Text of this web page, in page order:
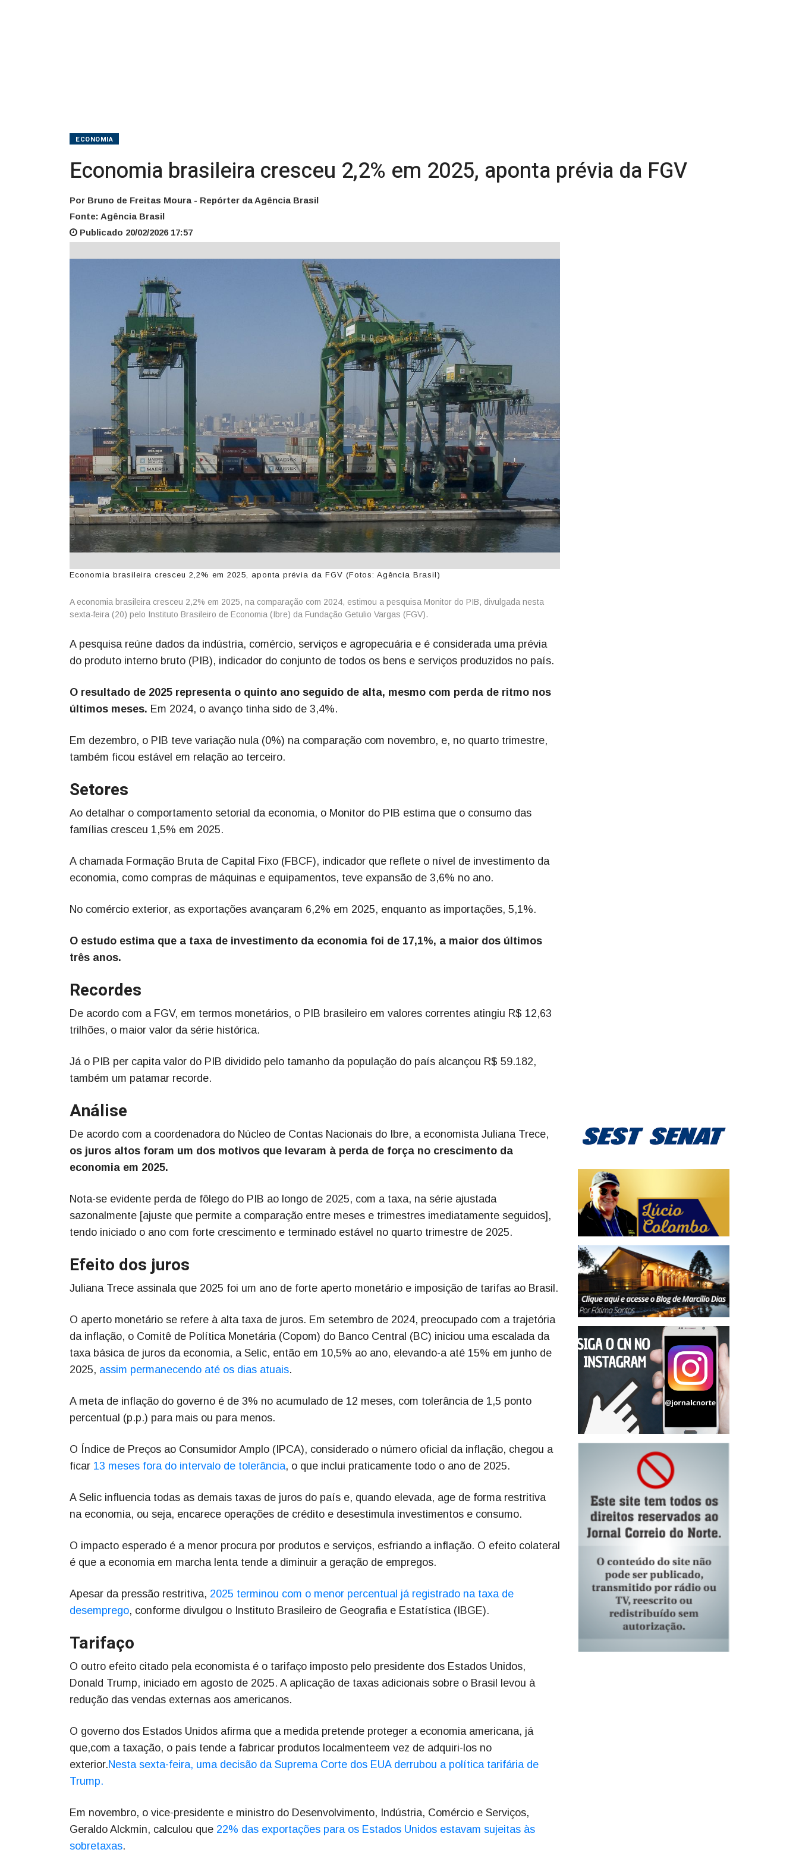
ECONOMIA
Economia brasileira cresceu 2,2% em 2025, aponta prévia da FGV
Por Bruno de Freitas Moura - Repórter da Agência Brasil
Fonte: Agência Brasil
Publicado 20/02/2026 17:57
Economia brasileira cresceu 2,2% em 2025, aponta prévia da FGV (Fotos: Agência Brasil)
A economia brasileira cresceu 2,2% em 2025, na comparação com 2024, estimou a pesquisa Monitor do PIB, divulgada nesta
sexta-feira (20) pelo Instituto Brasileiro de Economia (Ibre) da Fundação Getulio Vargas (FGV).
A pesquisa reúne dados da indústria, comércio, serviços e agropecuária e é considerada uma prévia
do produto interno bruto (PIB), indicador do conjunto de todos os bens e serviços produzidos no país.
O resultado de 2025 representa o quinto ano seguido de alta, mesmo com perda de ritmo nos
últimos meses. Em 2024, o avanço tinha sido de 3,4%.
Em dezembro, o PIB teve variação nula (0%) na comparação com novembro, e, no quarto trimestre,
também ficou estável em relação ao terceiro.
Setores
Ao detalhar o comportamento setorial da economia, o Monitor do PIB estima que o consumo das
famílias cresceu 1,5% em 2025.
A chamada Formação Bruta de Capital Fixo (FBCF), indicador que reflete o nível de investimento da
economia, como compras de máquinas e equipamentos, teve expansão de 3,6% no ano.
No comércio exterior, as exportações avançaram 6,2% em 2025, enquanto as importações, 5,1%.
O estudo estima que a taxa de investimento da economia foi de 17,1%, a maior dos últimos
três anos.
Recordes
De acordo com a FGV, em termos monetários, o PIB brasileiro em valores correntes atingiu R$ 12,63
trilhões, o maior valor da série histórica.
Já o PIB per capita valor do PIB dividido pelo tamanho da população do país alcançou R$ 59.182,
também um patamar recorde.
Análise
De acordo com a coordenadora do Núcleo de Contas Nacionais do Ibre, a economista Juliana Trece,
os juros altos foram um dos motivos que levaram à perda de força no crescimento da
economia em 2025.
Nota-se evidente perda de fôlego do PIB ao longo de 2025, com a taxa, na série ajustada
sazonalmente [ajuste que permite a comparação entre meses e trimestres imediatamente seguidos],
tendo iniciado o ano com forte crescimento e terminado estável no quarto trimestre de 2025.
Efeito dos juros
Juliana Trece assinala que 2025 foi um ano de forte aperto monetário e imposição de tarifas ao Brasil.
O aperto monetário se refere à alta taxa de juros. Em setembro de 2024, preocupado com a trajetória
da inflação, o Comitê de Política Monetária (Copom) do Banco Central (BC) iniciou uma escalada da
taxa básica de juros da economia, a Selic, então em 10,5% ao ano, elevando-a até 15% em junho de
2025, assim permanecendo até os dias atuais.
A meta de inflação do governo é de 3% no acumulado de 12 meses, com tolerância de 1,5 ponto
percentual (p.p.) para mais ou para menos.
O Índice de Preços ao Consumidor Amplo (IPCA), considerado o número oficial da inflação, chegou a
ficar 13 meses fora do intervalo de tolerância, o que inclui praticamente todo o ano de 2025.
A Selic influencia todas as demais taxas de juros do país e, quando elevada, age de forma restritiva
na economia, ou seja, encarece operações de crédito e desestimula investimentos e consumo.
O impacto esperado é a menor procura por produtos e serviços, esfriando a inflação. O efeito colateral
é que a economia em marcha lenta tende a diminuir a geração de empregos.
Apesar da pressão restritiva, 2025 terminou com o menor percentual já registrado na taxa de
desemprego, conforme divulgou o Instituto Brasileiro de Geografia e Estatística (IBGE).
Tarifaço
O outro efeito citado pela economista é o tarifaço imposto pelo presidente dos Estados Unidos,
Donald Trump, iniciado em agosto de 2025. A aplicação de taxas adicionais sobre o Brasil levou à
redução das vendas externas aos americanos.
O governo dos Estados Unidos afirma que a medida pretende proteger a economia americana, já
que,com a taxação, o país tende a fabricar produtos localmenteem vez de adquiri-los no
exterior.Nesta sexta-feira, uma decisão da Suprema Corte dos EUA derrubou a política tarifária de
Trump.
Em novembro, o vice-presidente e ministro do Desenvolvimento, Indústria, Comércio e Serviços,
Geraldo Alckmin, calculou que 22% das exportações para os Estados Unidos estavam sujeitas às
sobretaxas.